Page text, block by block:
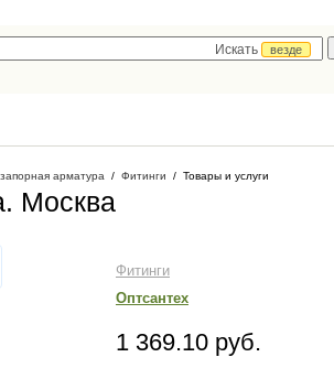
Искать
везде
арматура / Фитинги / Товары и услуги
. Москва
Фитинги
Оптсантех
1 369.10 руб.